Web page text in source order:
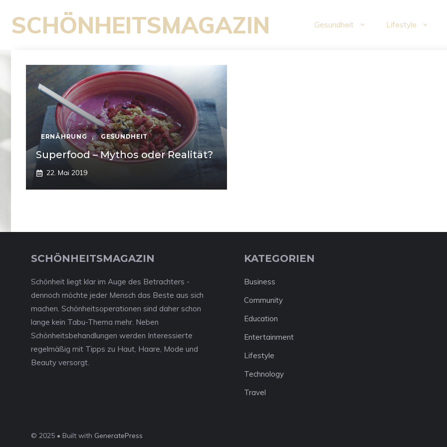
Inhalt
springen
SCHÖNHEITSMAGAZIN Gesundheit Lifestyle
ERNÄHRUNG , GESUNDHEIT
Superfood – Mythos oder Realität?
22. Mai 2019
SCHÖNHEITSMAGAZIN
Schönheit liegt klar im Auge des Betrachters -
dennoch möchte jeder Mensch das Beste aus sich
machen. Schönheitsoperationen sind daher schon
lange kein Tabu-Thema mehr. Neben
Schönheitsbehandlungen werden Interessierte
regelmäßig mit Tipps zu Haut, Haare, Mode und
Beauty versorgt.
KATEGORIEN
Business
Community
Education
Entertainment
Lifestyle
Technology
Travel
© 2025 • Built with GeneratePress